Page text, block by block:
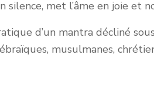
silence, met l’âme en joie
d’un mantra décliné
musulmanes,